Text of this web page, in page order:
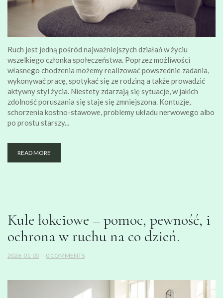
Ruch jest jedną pośród najważniejszych działań w życiu
wszelkiego członka społeczeństwa. Poprzez możliwości
własnego chodzenia możemy realizować powszednie zadania,
wykonywać pracę, spotykać się ze rodziną a także prowadzić
aktywny styl życia. Niestety zdarzają się sytuacje, w jakich
zdolność poruszania się staje się zmniejszona. Kontuzje,
schorzenia kostno-stawowe, problemy układu nerwowego albo
po prostu starszy...
READ MORE
Kule łokciowe – pomoc, pewność, i
ochrona w ruchu na co dzień.
2026-01-05 0 COMMENTS